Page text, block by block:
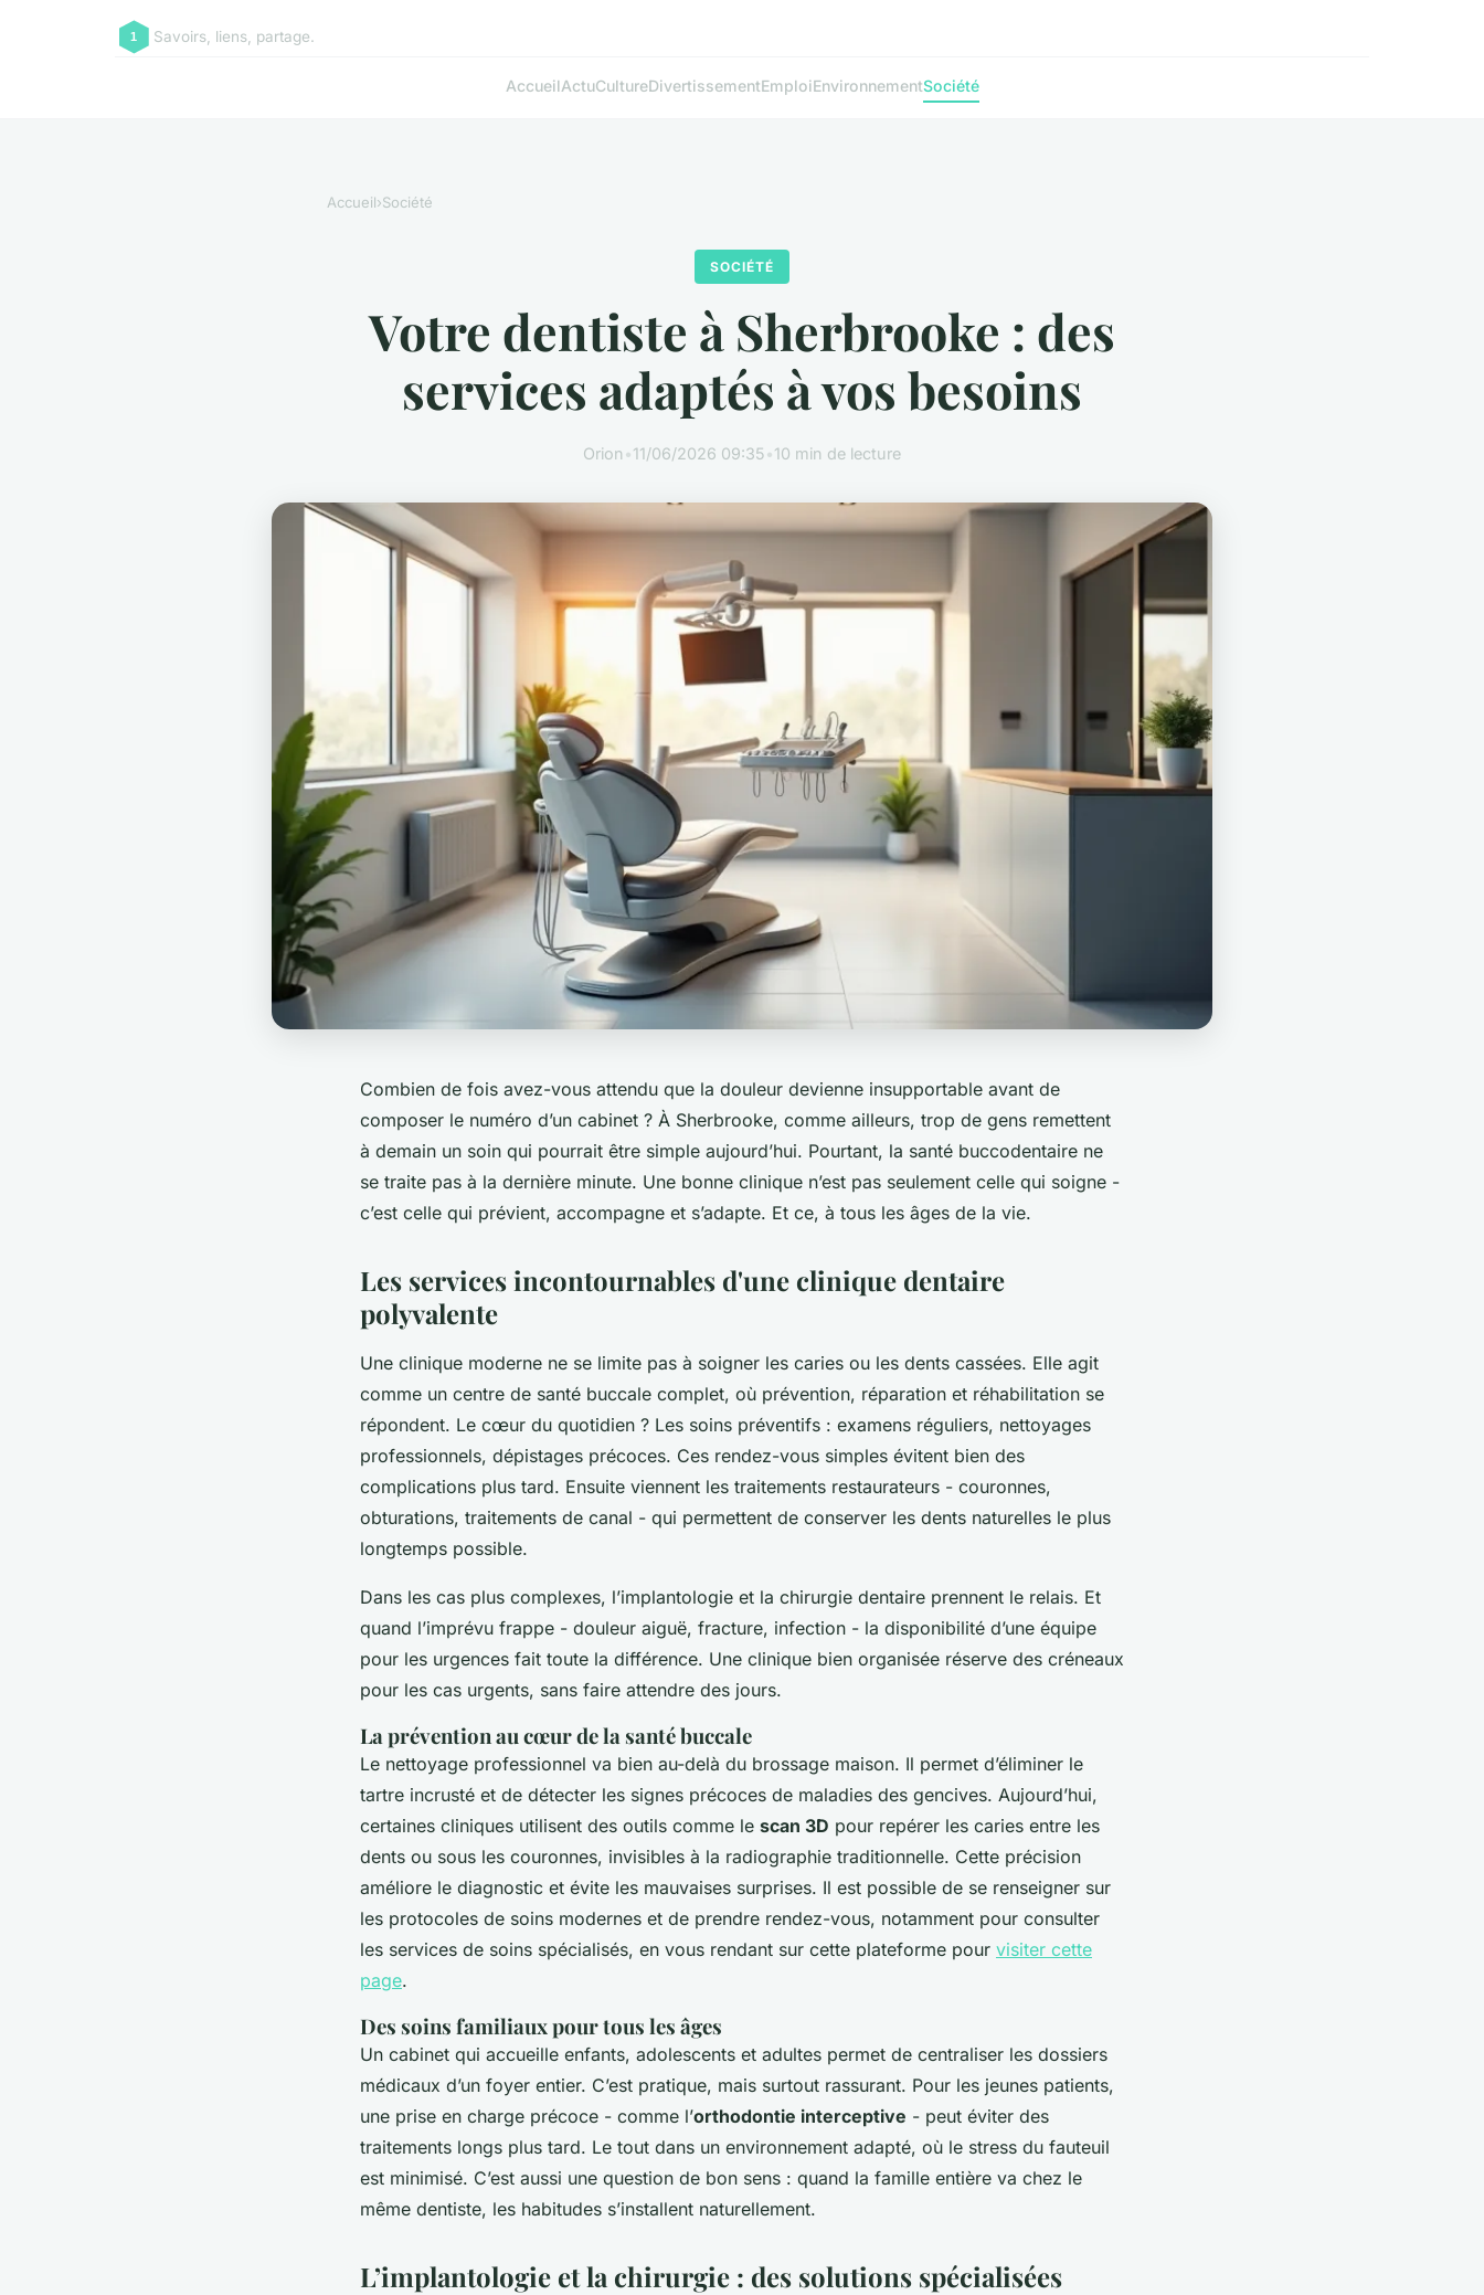
Savoirs, liens, partage.
AccueilActuCultureDivertissementEmploiEnvironnementSociété
Accueil›Société
SOCIÉTÉ
Votre dentiste à Sherbrooke : des
services adaptés à vos besoins
Orion •11/06/2026 09:35•10 min de lecture
Combien de fois avez-vous attendu que la douleur devienne insupportable avant de
composer le numéro d’un cabinet ? À Sherbrooke, comme ailleurs, trop de gens remettent
à demain un soin qui pourrait être simple aujourd’hui. Pourtant, la santé buccodentaire ne
se traite pas à la dernière minute. Une bonne clinique n’est pas seulement celle qui soigne -
c’est celle qui prévient, accompagne et s’adapte. Et ce, à tous les âges de la vie.
Les services incontournables d'une clinique dentaire
polyvalente
Une clinique moderne ne se limite pas à soigner les caries ou les dents cassées. Elle agit
comme un centre de santé buccale complet, où prévention, réparation et réhabilitation se
répondent. Le cœur du quotidien ? Les soins préventifs : examens réguliers, nettoyages
professionnels, dépistages précoces. Ces rendez-vous simples évitent bien des
complications plus tard. Ensuite viennent les traitements restaurateurs - couronnes,
obturations, traitements de canal - qui permettent de conserver les dents naturelles le plus
longtemps possible.
Dans les cas plus complexes, l’implantologie et la chirurgie dentaire prennent le relais. Et
quand l’imprévu frappe - douleur aiguë, fracture, infection - la disponibilité d’une équipe
pour les urgences fait toute la différence. Une clinique bien organisée réserve des créneaux
pour les cas urgents, sans faire attendre des jours.
La prévention au cœur de la santé buccale
Le nettoyage professionnel va bien au-delà du brossage maison. Il permet d’éliminer le
tartre incrusté et de détecter les signes précoces de maladies des gencives. Aujourd’hui,
certaines cliniques utilisent des outils comme le scan 3D pour repérer les caries entre les
dents ou sous les couronnes, invisibles à la radiographie traditionnelle. Cette précision
améliore le diagnostic et évite les mauvaises surprises. Il est possible de se renseigner sur
les protocoles de soins modernes et de prendre rendez-vous, notamment pour consulter
les services de soins spécialisés, en vous rendant sur cette plateforme pour visiter cette
page.
Des soins familiaux pour tous les âges
Un cabinet qui accueille enfants, adolescents et adultes permet de centraliser les dossiers
médicaux d’un foyer entier. C’est pratique, mais surtout rassurant. Pour les jeunes patients,
une prise en charge précoce - comme l’orthodontie interceptive - peut éviter des
traitements longs plus tard. Le tout dans un environnement adapté, où le stress du fauteuil
est minimisé. C’est aussi une question de bon sens : quand la famille entière va chez le
même dentiste, les habitudes s’installent naturellement.
L’implantologie et la chirurgie : des solutions spécialisées